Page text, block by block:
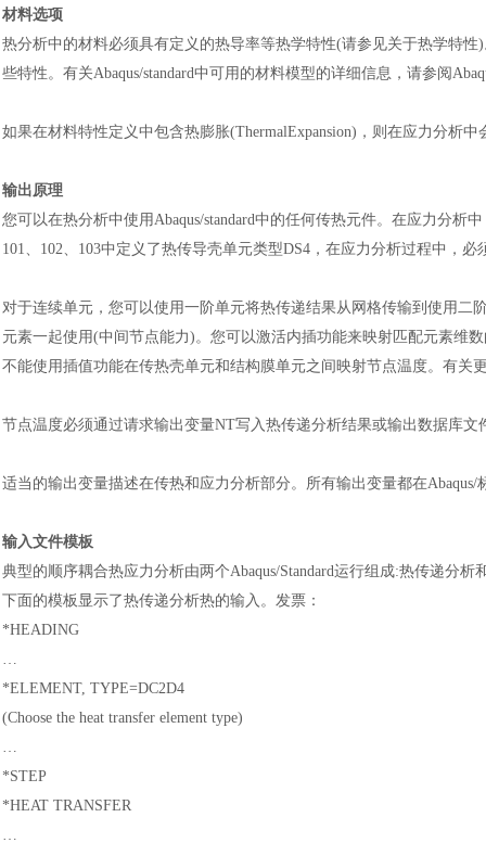
材料选项
热分析中的材料必须具有定义的热导率等热学特性(请参见关于热学特性
些特性。有关Abaqus/standard中可用的材料模型的详细信息，请参阅
如果在材料特性定义中包含热膨胀(ThermalExpansion)，则在应力分析
输出原理
您可以在热分析中使用Abaqus/standard中的任何传热元件。在应力分析
101、102、103中定义了热传导壳单元类型DS4，在应力分析过程中，
对于连续单元，您可以使用一阶单元将热传递结果从网格传输到使用
元素一起使用(中间节点能力)。您可以激活内插功能来映射匹配元素维
不能使用插值功能在传热壳单元和结构膜单元之间映射节点温度。有关
节点温度必须通过请求输出变量NT写入热传递分析结果或输出数据库
适当的输出变量描述在传热和应力分析部分。所有输出变量都在Abaqus/
输入文件模板
典型的顺序耦合热应力分析由两个Abaqus/Standard运行组成:热传递分析
下面的模板显示了热传递分析热的输入。发票 ：
*HEADING
…
*ELEMENT, TYPE=DC2D4
(Choose the heat transfer element type)
…
*STEP
*HEAT TRANSFER
…